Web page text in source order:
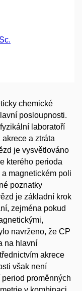
chemické
posloupnosti.
laboratoří
a ztráta
je vysvětlováno
kterého perioda
magnetickém poli
poznatky
je základní krok
zejména pokud
navrženo, že CP
na hlavní
akrece
však není
proměnných